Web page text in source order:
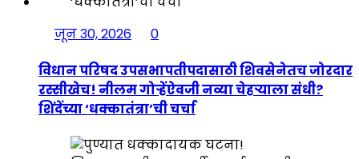
जून 30, 2026
0
विधान परिषद उपसभापतीपदासाठी शिवसेनेतच जोरदार
रस्सीखेच! नीलम गोऱ्हेंऐवजी नव्या चेहऱ्याला संधी?
शिंदेंच्या ‘धक्कातंत्रा’ची चर्चा